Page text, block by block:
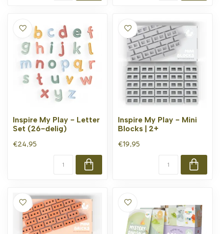
Inspire My Play - Letter
Set (26-delig)
€24,95
Inspire My Play - Mini
Blocks | 2+
€19,95